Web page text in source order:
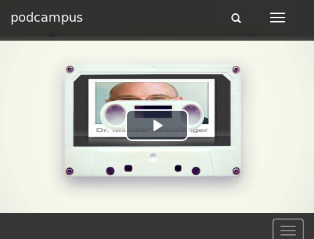
podcampus
Toggle
Toggle
Play
Video